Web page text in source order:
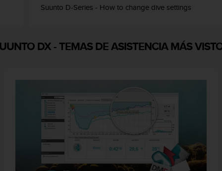
Suunto D-Series - How to change dive settings
DX-TEMAS DE ASISTENCIA MÁS